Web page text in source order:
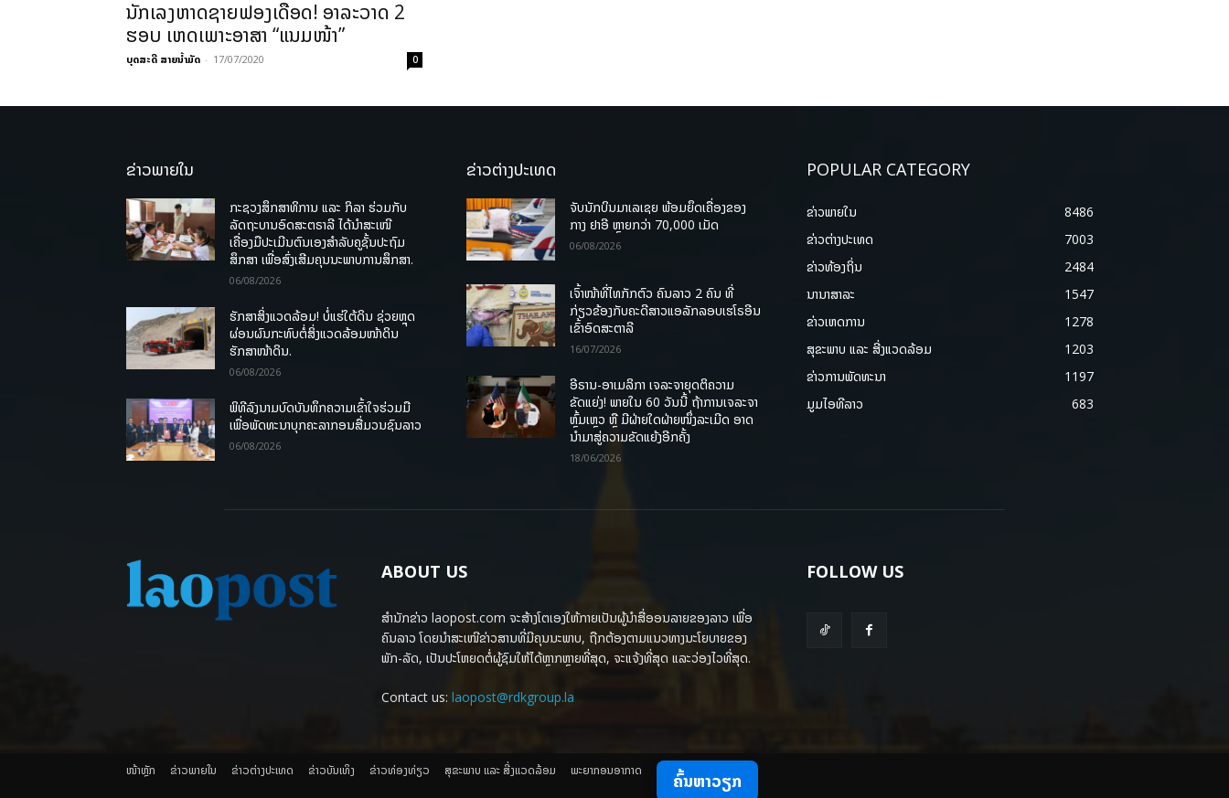
ນັກເລງຫາດຊາຍຟອງເດືອດ! ອາລະວາດ 2
ຮອບ ເຫດເພາະອາສາ “ແນມໜ້າ”
ບຸດສະດີ ສາຍນ້ຳມັດ - 17/07/2020 0
ຂ່າວພາຍໃນ
ກະຊວງສຶກສາທິການ ແລະ ກິລາ ຮ່ວມກັບ
ລັດຖະບານອົດສະຕຣາລີ ໄດ້ນຳສະເໜີ
ເຄື່ອງມືປະເມີນຕົນເອງສຳລັບຄູຊັ້ນປະຖົມ
ສຶກສາ ເພື່ອສົ່ງເສີມຄຸນນະພາບການສຶກສາ.
06/08/2026
ຮັກສາສິ່ງແວດລ້ອມ! ບໍ່ແຮ່ໃຕ້ດິນ ຊ່ວຍຫຼຸດ
ຜ່ອນຜົນກະທົບຕໍ່ສິ່ງແວດລ້ອມໜ້າດິນ
ຮັກສາໜ້າດິນ.
06/08/2026
ພິທີລົງນາມບົດບັນທຶກຄວາມເຂົ້າໃຈຮ່ວມມື
ເພື່ອພັດທະນາບຸກຄະລາກອນສື່ມວນຊົນລາວ
06/08/2026
ຂ່າວຕ່າງປະເທດ
ຈັບນັກບິນມາເລເຊຍ ພ້ອມຍຶດເຄື່ອງຂອງ
ກາງ ຢາອີ ຫຼາຍກວ່າ 70,000 ເມັດ
06/08/2026
ເຈົ້າໜ້າທີ່ໄທກັກຕົວ ຄົນລາວ 2 ຄົນ ທີ່
ກ່ຽວຂ້ອງກັບຄະດີສາວແອລັກລອບເຮໂຣອີນ
ເຂົ້າອົດສະຕາລີ
16/07/2026
ອີຣານ-ອາເມລິກາ ເຈລະຈາຍຸດຕິຄວາມ
ຂັດແຍ່ງ! ພາຍໃນ 60 ວັນນີ້ ຖ້າການເຈລະຈາ
ຫຼົ້ມເຫຼວ ຫຼື ມີຝ່າຍໃດຝ່າຍໜຶ່ງລະເມີດ ອາດ
ນໍາມາສູ່ຄວາມຂັດແຍ້ງອີກຄັ້ງ
18/06/2026
POPULAR CATEGORY
ຂ່າວພາຍ​ໃນ
8486
ຂ່າວຕ່າງປະເທດ
7003
ຂ່າວທ້ອງຖິ່ນ
2484
ນານາສາລະ
1547
ຂ່າວເຫດການ
1278
ສຸຂະພາບ ແລະ ສີ່ງແວດລ້ອມ
1203
ຂ່າວການພັດທະນາ
1197
ມູມໄອທີລາວ
683
ABOUT US
ສຳນັກຂ່າວ laopost.com ຈະສ້າງໂຕເອງໃຫ້ກາຍເປັນຜູ້ນຳສື່ອອນລາຍຂອງລາວ ເພື່ອ
ຄົນລາວ ໂດຍນຳສະເໜີຂ່າວສານທີ່ມີຄຸນນະພາບ, ຖືກຕ້ອງຕາມແນວທາງນະໂຍບາຍຂອງ
ພັກ-ລັດ, ເປັນປະໂຫຍດຕໍ່ຜູ້ຊົມໃຫ້ໄດ້ຫຼາກຫຼາຍທີ່ສຸດ, ຈະແຈ້ງທີ່ສຸດ ແລະວ່ອງໄວທີ່ສຸດ.
Contact us: laopost@rdkgroup.la
FOLLOW US
ໜ້າຫຼັກ ຂ່າວພາຍ​ໃນ ຂ່າວຕ່າງປະເທດ ​ຂ່າວບັນເທິງ ​ຂ່າວທ່ອງທ່ຽວ ສຸຂະພາບ ແລະ ສີ່ງແວດລ້ອມ ພະຍາກອນອາກາດ ຄົ້ນຫາວຽກ